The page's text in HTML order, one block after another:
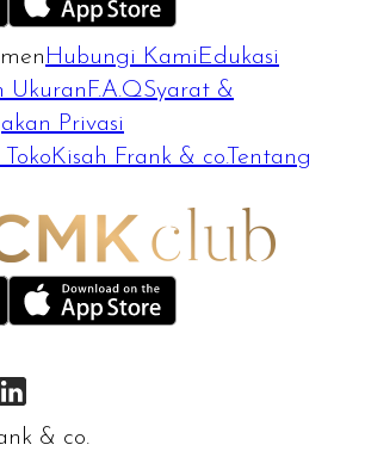
Hubungi Kami Edukasi
Ukuran F.A.QSyarat &
Privasi
Kisah Frank & co.Tentang
& co.